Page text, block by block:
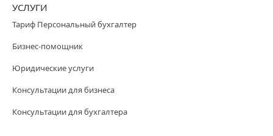
УСЛУГИ
Тариф Персональный бухгалтер
Бизнес-помощник
Юридические услуги
Консультации для бизнеса
Консультации для бухгалтера